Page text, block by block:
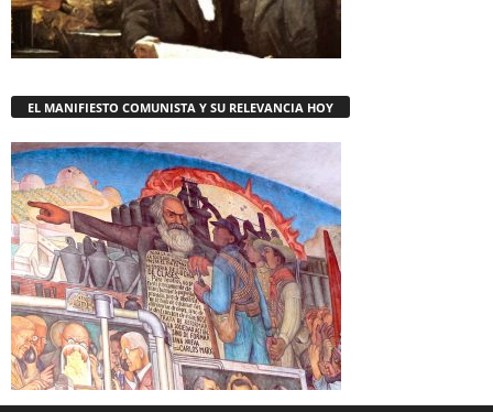
EL MANIFIESTO COMUNISTA Y SU RELEVANCIA HOY